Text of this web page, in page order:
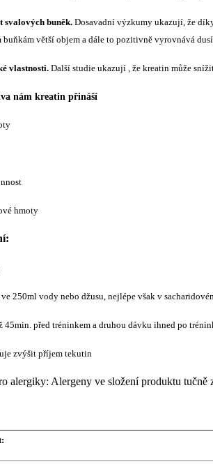
buněk. Dosavadní výzkumy ukazují, že
buňkám větší objem a dále to pozitivně vyrovnává
vlastnosti. Další studie ukazují , že kreatin může
nám kreatin přináší
hmoty
250ml vody nebo džusu, nejlépe však v
45min. před tréninkem a druhou dávku ihned po
zvýšit příjem tekutin
alergiky: Alergeny ve složení produktu tučně